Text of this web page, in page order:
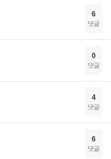
6
댓글
0
댓글
4
댓글
6
댓글